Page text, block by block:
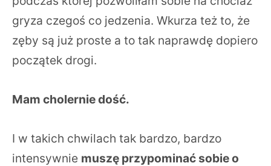
gryza czegoś co jedzenia. Wkurza też to, że
zęby są już proste a to tak naprawdę dopiero
początek drogi.
Mam cholernie dość.
I w takich chwilach tak bardzo, bardzo
intensywnie muszę przypominać sobie o